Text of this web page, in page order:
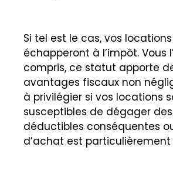
Si tel est le cas, vos locations
échapperont à l’impôt. Vous
compris, ce statut apporte
avantages fiscaux non
à privilégier si vos locations
susceptibles de dégager
déductibles conséquentes
d’achat est particulièrement